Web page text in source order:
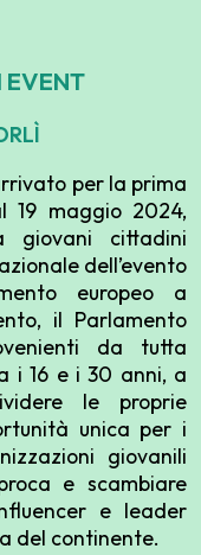
EVENT
per la prima
maggio 2024,
giovani cittadini
dell’evento
europeo a
il Parlamento
da tutta
i 16 e i 30 anni, a
le proprie
unica per i
giovanili
e scambiare
e leader
del continente.